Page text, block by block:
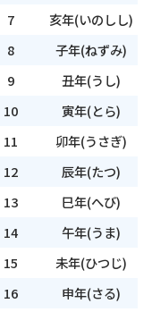
7 亥年(いのしし)
8 子年(ねずみ)
9 丑年(うし)
10 寅年(とら)
11 卯年(うさぎ)
12 辰年(たつ)
13 巳年(へび)
14 午年(うま)
15 未年(ひつじ)
16 申年(さる)